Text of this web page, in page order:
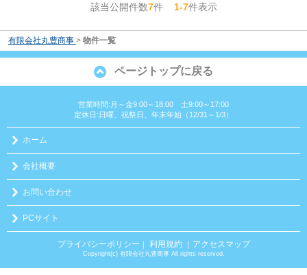
該当公開件数7件1-7件表示
有限会社丸豊商事 > 物件一覧
ページトップに戻る
営業時間:月～金9:00～18:00 土9:00～17:00
定休日:日曜、祝祭日、年末年始（12/31～1/3）
ホーム
会社概要
お問い合わせ
PCサイト
プライバシーポリシー ｜ 利用規約 ｜アクセスマップ
Copyright(c) 有限会社丸豊商事 All rights reserved.